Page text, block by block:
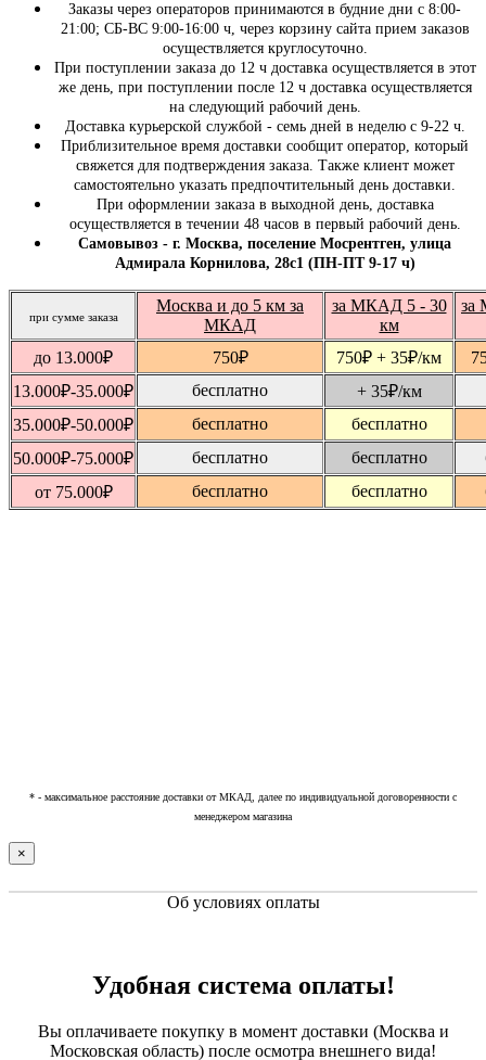
Заказы через операторов принимаются в будние дни с 8:00-
21:00; СБ-ВС 9:00-16:00 ч, через корзину сайта прием заказов
осуществляется круглосуточно.
При поступлении заказа до 12 ч доставка осуществляется в этот
же день, при поступлении после 12 ч доставка осуществляется
на следующий рабочий день.
Доставка курьерской службой - семь дней в неделю с 9-22 ч.
Приблизительное время доставки сообщит оператор, который
свяжется для подтверждения заказа. Также клиент может
самостоятельно указать предпочтительный день доставки.
При оформлении заказа в выходной день, доставка
осуществляется в течении 48 часов в первый рабочий день.
Самовывоз - г. Москва, поселение Мосрентген, улица
Адмирала Корнилова, 28с1 (ПН-ПТ 9-17 ч)
при сумме заказа
Москва и до 5 км за
МКАД
за МКАД 5 - 30
км
за
до 13.000₽ 750₽ 750₽ + 35₽/км
13.000₽-35.000₽ бесплатно + 35₽/км
35.000₽-50.000₽ бесплатно
бесплатно
50.000₽-75.000₽ бесплатно бесплатно
от 75.000₽ бесплатно бесплатно
* - максимальное расстояние доставки от МКАД, далее по индивидуальной договоренности с
менеджером магазина
×
Об условиях оплаты
Удобная система оплаты!
Вы оплачиваете покупку в момент доставки (Москва и
Московская область) после осмотра внешнего вида!